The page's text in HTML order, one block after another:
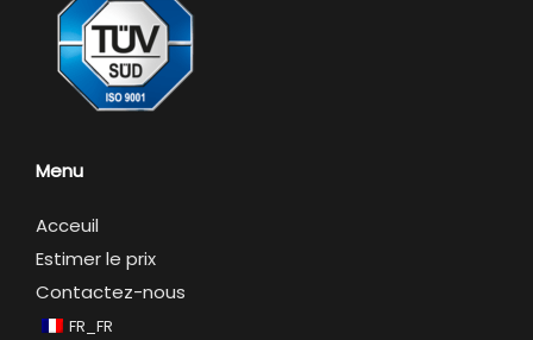
Menu
Acceuil
Estimer le prix
Contactez-nous
FR_FR